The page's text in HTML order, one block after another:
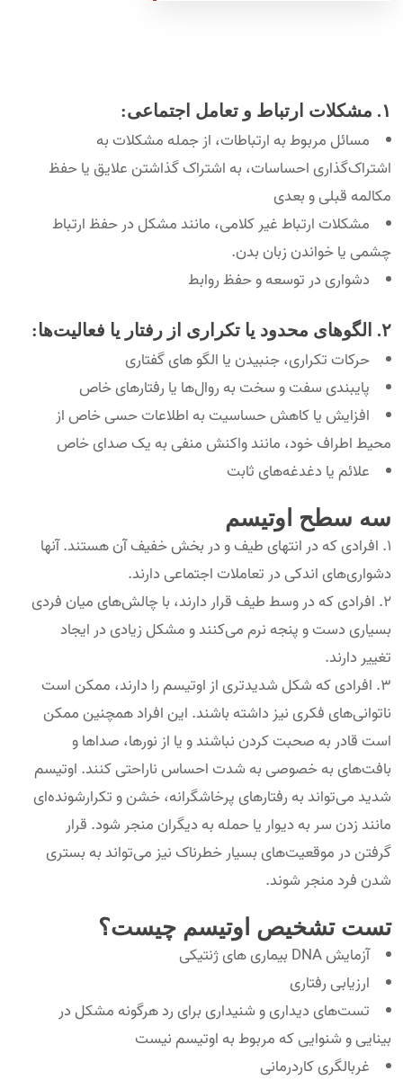
۱. مشکلات ارتباط و تعامل اجتماعی:
مسائل مربوط به ارتباطات، از جمله مشکلات به
اشتراک‌گذاری احساسات، به اشتراک گذاشتن علایق یا حفظ
مکالمه قبلی و بعدی
مشکلات ارتباط غیر کلامی، مانند مشکل در حفظ ارتباط
چشمی یا خواندن زبان بدن.
دشواری در توسعه و حفظ روابط
۲. الگو‌های محدود یا تکراری از رفتار یا فعالیت‌ها:
حرکات تکراری، جنبیدن یا الگو های گفتاری
پایبندی سفت و سخت به روال‌ها یا رفتارهای خاص
افزایش یا کاهش حساسیت به اطلاعات حسی خاص از
محیط اطراف خود، مانند واکنش منفی به یک صدای خاص
علائم یا دغدغه‌های ثابت
سه سطح اوتیسم
افرادی که در انتهای طیف و در بخش خفیف آن هستند. آنها
دشواری‌های اندکی در تعاملات اجتماعی دارند.
افرادی که در وسط طیف قرار دارند، با چالش‌های میان فردی
بسیاری دست و پنجه نرم می‌کنند و مشکل زیادی در ایجاد
تغییر دارند.
افرادی که شکل شدیدتری از اوتیسم را دارند، ممکن است
ناتوانی‌های فکری نیز داشته باشند. این افراد همچنین ممکن
است قادر به صحبت کردن نباشند و یا از نورها، صداها و
بافت‌های به خصوصی به شدت احساس ناراحتی کنند. اوتیسم
شدید می‌تواند به رفتارهای پرخاشگرانه، خشن و تکرارشونده‌ای
مانند زدن سر به دیوار یا حمله به دیگران منجر شود. قرار
گرفتن در موقعیت‌های بسیار خطرناک نیز می‌تواند به بستری
شدن فرد منجر شوند.
تست تشخیص اوتیسم چیست؟
آزمایش DNA بیماری های ژنتیکی
ارزیابی رفتاری
تست‌های دیداری و شنیداری برای رد هرگونه مشکل در
بینایی و شنوایی که مربوط به اوتیسم نیست
غربالگری کاردرمانی